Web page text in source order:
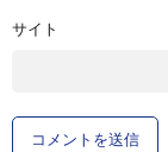
サイト